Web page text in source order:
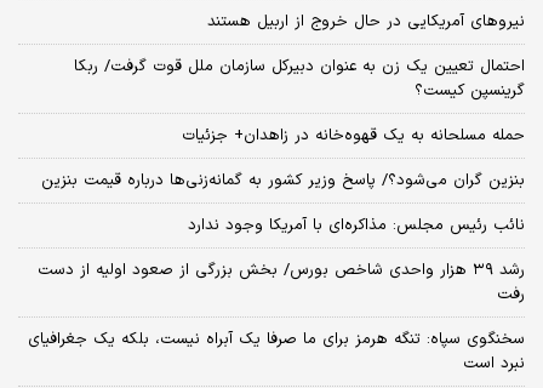
نیروهای آمریکایی در حال خروج از اربیل هستند
احتمال تعیین یک زن به عنوان دبیرکل سازمان ملل قوت گرفت/ ربکا
گرینسپن کیست؟
حمله مسلحانه به یک قهوه‌خانه در زاهدان+ جزئیات
بنزین گران می‌شود؟/ پاسخ وزیر کشور به گمانه‌زنی‌ها درباره قیمت بنزین
نائب رئیس مجلس: مذاکره‌ای با آمریکا وجود ندارد
رشد ۳۹ هزار واحدی شاخص بورس/ بخش بزرگی از صعود اولیه از دست
رفت
سخنگوی سپاه: تنگه هرمز برای ما صرفا یک آبراه نیست، بلکه یک جغرافیای
نبرد است